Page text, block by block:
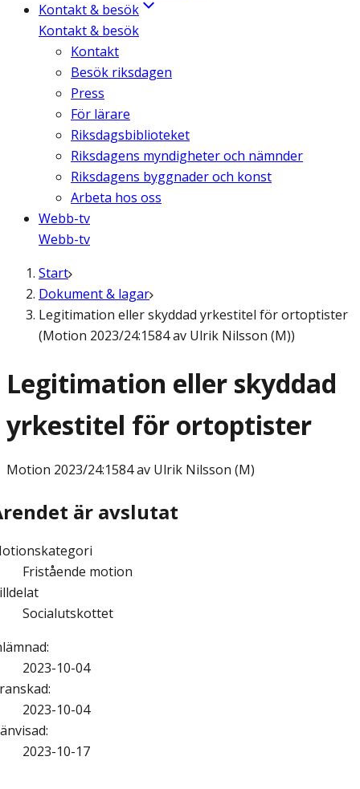
Kontakt & besök
Kontakt & besök
Kontakt
Besök riksdagen
Press
För lärare
Riksdagsbiblioteket
Riksdagens myndigheter och nämnder
Riksdagens byggnader och konst
Arbeta hos oss
Webb-tv
Webb-tv
Start
Dokument & lagar
Legitimation eller skyddad yrkestitel för ortoptister
(Motion 2023/24:1584 av Ulrik Nilsson (M))
Legitimation eller skyddad
yrkestitel för ortoptister
Motion 2023/24:1584 av Ulrik Nilsson (M)
är avslutat
Fristående motion
Socialutskottet
:
2023-10-04
:
2023-10-04
:
2023-10-17